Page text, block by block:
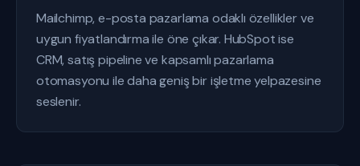
Mailchimp, e-posta pazarlama odaklı özellikler ve
uygun fiyatlandırma ile öne çıkar. HubSpot ise
CRM, satış pipeline ve kapsamlı pazarlama
otomasyonu ile daha geniş bir işletme yelpazesine
seslenir.